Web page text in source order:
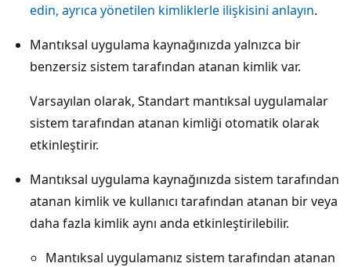
edin, ayrıca yönetilen kimliklerle ilişkisini anlayın.
Mantıksal uygulama kaynağınızda yalnızca bir
benzersiz sistem tarafından atanan kimlik var.
Varsayılan olarak, Standart mantıksal uygulamalar
sistem tarafından atanan kimliği otomatik olarak
etkinleştirir.
Mantıksal uygulama kaynağınızda sistem tarafından
atanan kimlik ve kullanıcı tarafından atanan bir veya
daha fazla kimlik aynı anda etkinleştirilebilir.
Mantıksal uygulamanız sistem tarafından atanan